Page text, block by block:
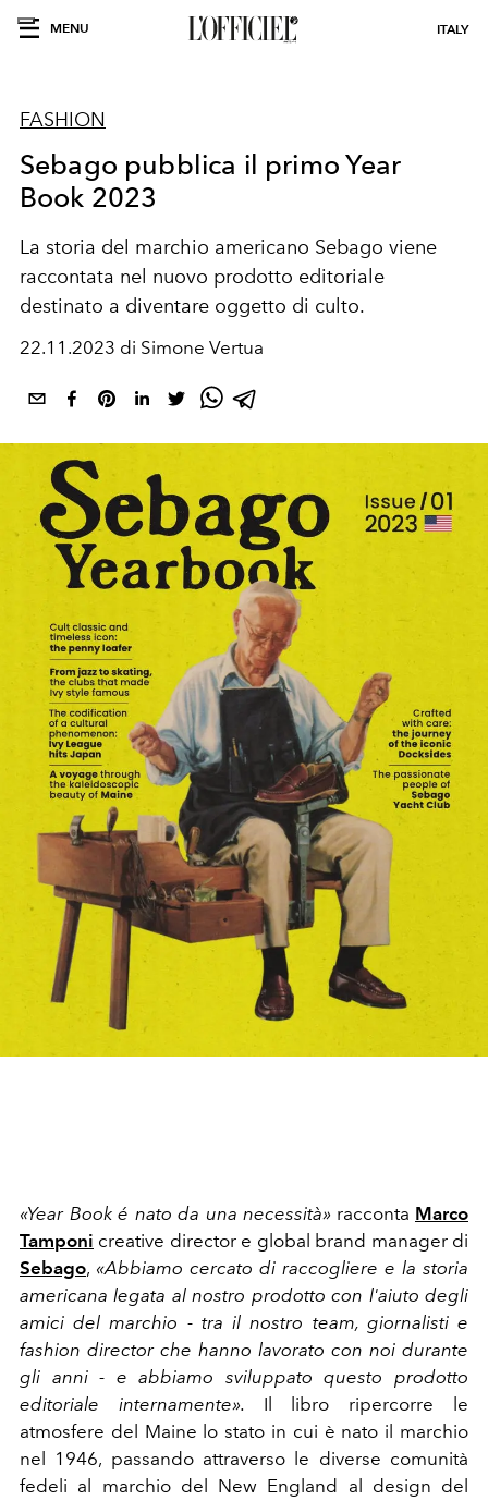
MENU ITALY
FASHION
Sebago pubblica il primo Year
Book 2023
La storia del marchio americano Sebago viene
raccontata nel nuovo prodotto editoriale
destinato a diventare oggetto di culto.
22.11.2023 di Simone Vertua
«Year Book é nato da una necessità» racconta Marco
Tamponi creative director e global brand manager di
Sebago, «Abbiamo cercato di raccogliere e la storia
americana legata al nostro prodotto con l'aiuto degli
amici del marchio - tra il nostro team, giornalisti e
fashion director che hanno lavorato con noi durante
gli anni - e abbiamo sviluppato questo prodotto
editoriale internamente». Il libro ripercorre le
atmosfere del Maine lo stato in cui è nato il marchio
nel 1946, passando attraverso le diverse comunità
fedeli al marchio del New England al design del